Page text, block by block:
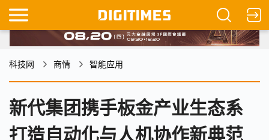
科技网 商情 智能应用
新代集团携手板金产业生态系
打造自动化与人机协作新典范